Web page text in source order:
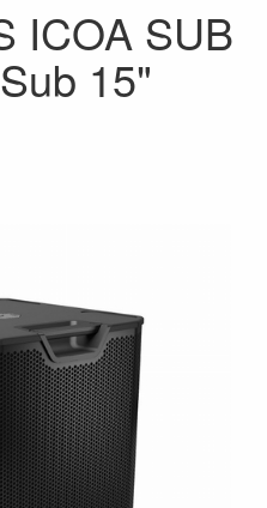
ICOA SUB
15"